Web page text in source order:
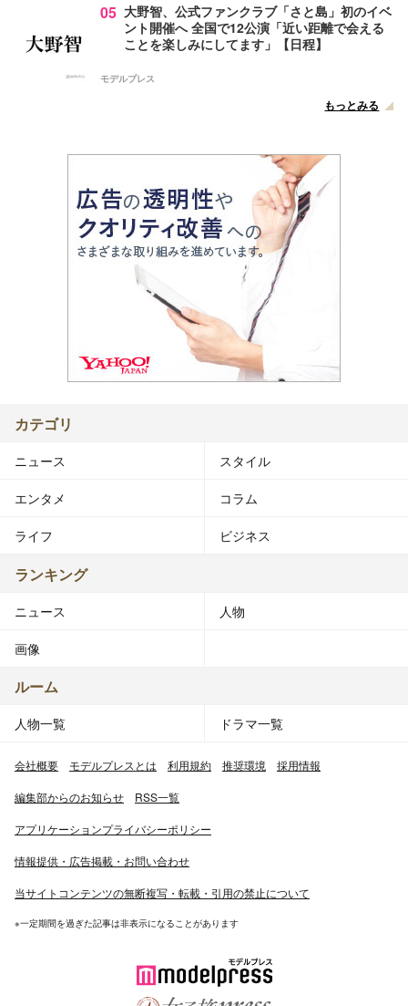
05 大野智、公式ファンクラブ「さと島」初のイベ
ント開催へ 全国で12公演「近い距離で会える
ことを楽しみにしてます」【日程】
モデルプレス
もっとみる
カテゴリ
ニュース スタイル
エンタメ コラム
ライフ ビジネス
ランキング
ニュース 人物
画像
ルーム
人物一覧 ドラマ一覧
会社概要 モデルプレスとは 利用規約 推奨環境 採用情報
編集部からのお知らせ RSS一覧
アプリケーションプライバシーポリシー
情報提供・広告掲載・お問い合わせ
当サイトコンテンツの無断複写・転載・引用の禁止について
※一定期間を過ぎた記事は非表示になることがあります